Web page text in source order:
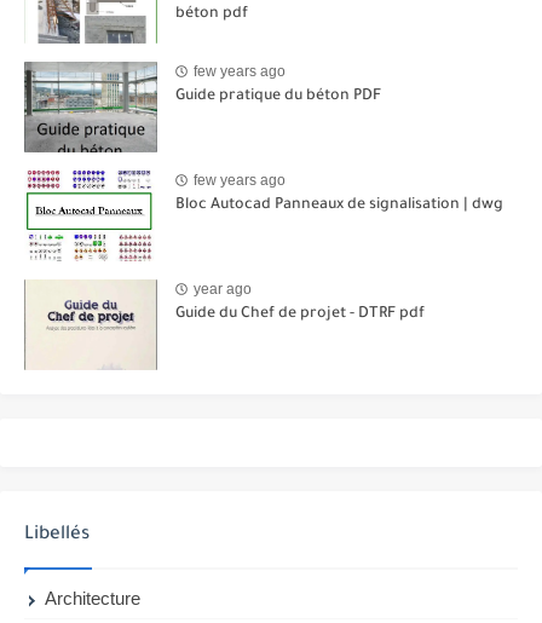
béton pdf
few years ago
Guide pratique du béton PDF
few years ago
Bloc Autocad Panneaux de signalisation | dwg
year ago
Guide du Chef de projet - DTRF pdf
Libellés
Architecture